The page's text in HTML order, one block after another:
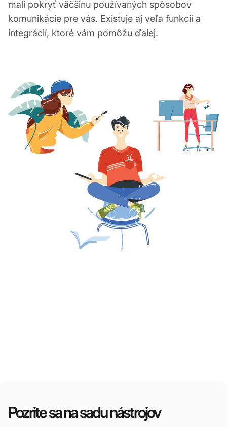
mali pokryť väčšinu používaných spôsobov
komunikácie pre vás. Existuje aj veľa funkcií a
integrácií, ktoré vám pomôžu ďalej.
Pozrite sa na sadu nástrojov